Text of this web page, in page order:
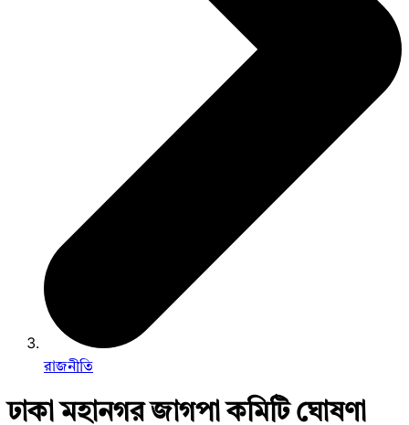
রাজনীতি
ঢাকা মহানগর জাগপা কমিটি ঘোষণা